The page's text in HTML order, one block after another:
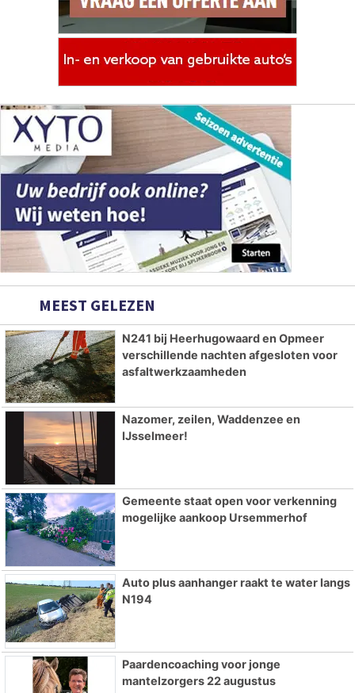
MEEST GELEZEN
N241 bij Heerhugowaard en Opmeer
verschillende nachten afgesloten voor
asfaltwerkzaamheden
Nazomer, zeilen, Waddenzee en
IJsselmeer!
Gemeente staat open voor verkenning
mogelijke aankoop Ursemmerhof
Auto plus aanhanger raakt te water langs
N194
Paardencoaching voor jonge
mantelzorgers 22 augustus